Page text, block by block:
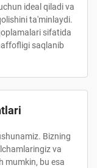
ideal qiladi va
ta'minlaydi.
sifatida
saqlanib
Bizning
va
mumkin, bu esa